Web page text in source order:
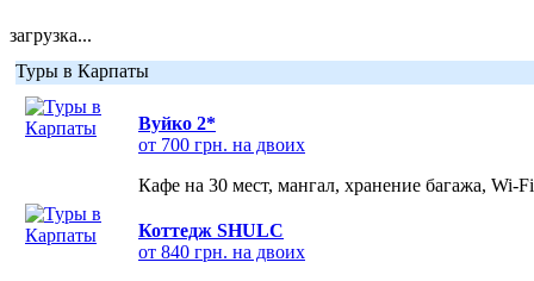
загрузка...
Туры в Карпаты
Вуйко 2*
от 700 грн. на двоих
Кафе на 30 мест, мангал, хранение багажа, Wi-
Коттедж SHULC
от 840 грн. на двоих